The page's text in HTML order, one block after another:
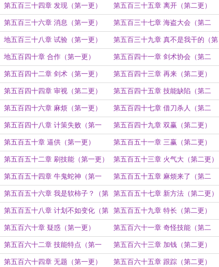
第五百三十四章 发现（第一更） 第五百三十五章 离开（第二更）
第五百三十六章 消息（第一更） 第五百三十七章 海盗大会（第二
更）
地五百三十八章 试验（第一更） 第五百三十九章 真不是我干的（第
二更）
地五百四十章 合作（第一更） 第五百四十一章 剑术协会（第二
更）
第五百四十二章 剑术（第一更） 第五百四十三章 再来（第二更）
第五百四十四章 审视（第二更） 第五百四十五章 技能缺陷（第二
更）
第五百四十六章 麻烦（第一更） 第五百四十七章 借刀杀人（第二
更）
第五百四十八章 计策失败（第一
更）
第五百四十九章 双赢（第二更）
第五百五十章 逼供（第一更） 第五百五十一章 三赢（第二更）
第五百五十二章 刷技能（第一更） 第五百五十三章 火气大（第二更）
第五百五十四章 牛鬼蛇神（第一
更）
第五百五十五章 麻烦来了（第二
更）
第五百五十六章 我是软柿子？（第
一更）
第五百五十七章 新方法（第二更）
第五百五十八章 计划不如变化（第
一更）
第五百五十九章 特长（第二更）
第五百六十章 疑惑（第一更） 第五百六十一章 奇怪技能（第二
更）
第五百六十二章 技能特点（第一
更）
第五百六十三章 加钱（第二更）
第五百六十四章 无题（第一更） 第五百六十五章 跟踪（第二更）